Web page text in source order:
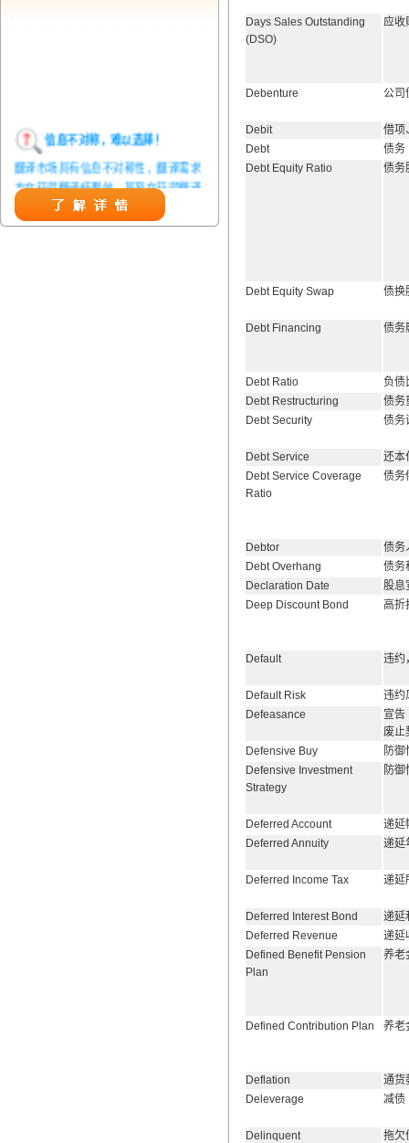
信息不对称，难以选择！
翻译市场具有信息不对称性，翻译需求
方在获得翻译结果前，甚至在获得翻译
结果后，都无法准确判定翻译质量。从
而给劣质翻译者提供了一定生存条件，
Days Sales Outstanding
(DSO)
应收
Debenture 公司
Debit
借项
Debt
债务
Debt Equity Ratio
债务
Debt Equity Swap 债换
Debt Financing 债务
Debt Ratio
负债
Debt Restructuring
债务
Debt Security
债务
Debt Service
还本
Debt Service Coverage
Ratio
债务
Debtor
债务
Debt Overhang
债务
Declaration Date
股息
Deep Discount Bond
高折
Default 违约
Default Risk
违约
Defeasance
宣告
废止
Defensive Buy
防御
Defensive Investment
Strategy
防御
Deferred Account
递延
Deferred Annuity
递延
Deferred Income Tax 递延
Deferred Interest Bond
递延
Deferred Revenue
递延
Defined Benefit Pension
Plan
养老
Defined Contribution Plan 养老
Deflation
通货
Deleverage
减债
Delinquent
拖欠